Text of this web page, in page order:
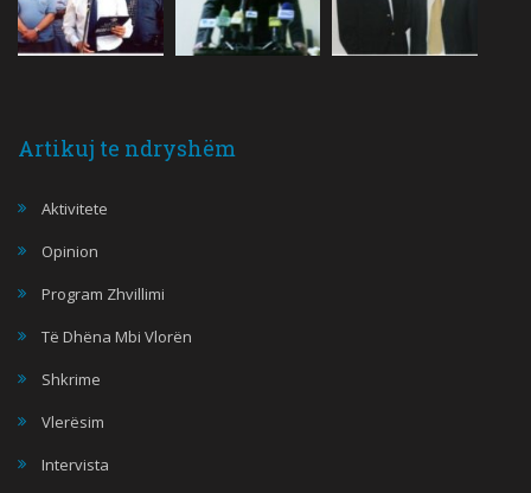
Artikuj te ndryshëm
Aktivitete
Opinion
Program Zhvillimi
Të Dhëna Mbi Vlorën
Shkrime
Vlerësim
Intervista